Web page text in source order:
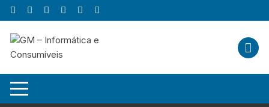
Skip
to
content